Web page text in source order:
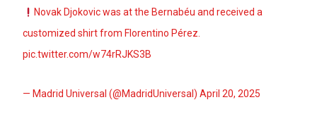
Novak Djokovic was at the Bernabéu and received a
customized shirt from Florentino Pérez.
pic.twitter.com/w74rRJKS3B
— Madrid Universal (@MadridUniversal)April 20, 2025